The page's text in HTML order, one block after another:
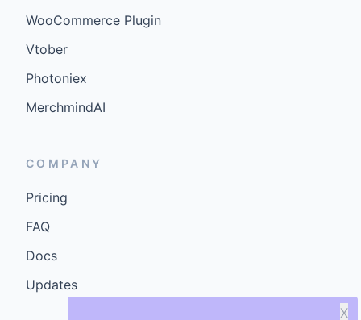
X
WooCommerce Plugin
Vtober
Photoniex
MerchmindAI
COMPANY
Pricing
FAQ
Docs
Updates